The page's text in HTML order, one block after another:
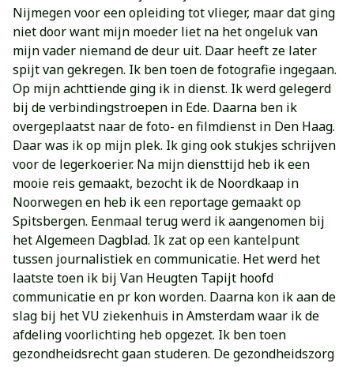
Nijmegen voor een opleiding tot vlieger, maar dat ging
niet door want mijn moeder liet na het ongeluk van
mijn vader niemand de deur uit. Daar heeft ze later
spijt van gekregen. Ik ben toen de fotografie ingegaan.
Op mijn achttiende ging ik in dienst. Ik werd gelegerd
bij de verbindingstroepen in Ede. Daarna ben ik
overgeplaatst naar de foto- en filmdienst in Den Haag.
Daar was ik op mijn plek. Ik ging ook stukjes schrijven
voor de legerkoerier. Na mijn diensttijd heb ik een
mooie reis gemaakt, bezocht ik de Noordkaap in
Noorwegen en heb ik een reportage gemaakt op
Spitsbergen. Eenmaal terug werd ik aangenomen bij
het Algemeen Dagblad. Ik zat op een kantelpunt
tussen journalistiek en communicatie. Het werd het
laatste toen ik bij Van Heugten Tapijt hoofd
communicatie en pr kon worden. Daarna kon ik aan de
slag bij het VU ziekenhuis in Amsterdam waar ik de
afdeling voorlichting heb opgezet. Ik ben toen
gezondheidsrecht gaan studeren. De gezondheidszorg